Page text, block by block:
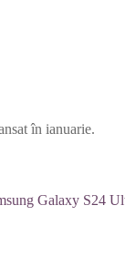
în ianuarie.
Galaxy S24